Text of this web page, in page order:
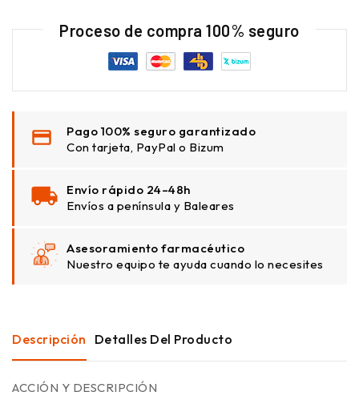
Proceso de compra 100% seguro
Pago 100% seguro garantizado
Con tarjeta, PayPal o Bizum
Envío rápido 24–48h
Envíos a península y Baleares
Asesoramiento farmacéutico
Nuestro equipo te ayuda cuando lo necesites
Descripción Detalles Del Producto
ACCIÓN Y DESCRIPCIÓN